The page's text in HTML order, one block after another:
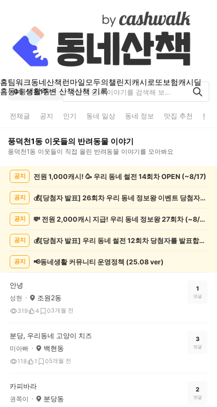
홈팀워크동네산책런마일모두의챌린지캐시로또보험캐시딜
홈동네 생활주변 산책산책 기록
풍덕천1동
전체글 공지 인기 동네 일상 동네 정보 맛집 추천 분
풍덕천1동 이웃들의 반려동물 이야기
풍덕천1동 이웃들이 직접 올린 반려동물 이야기를 모아봐요
글
공지 전원 1,000캐시! 🥳 우리 동네 썰전 14회차 OPEN (~8/17)
공지 💰[당첨자 발표] 26회차 우리 동네 정보왕 이벤트 당첨자를 발표합니다!
공지 💸 전원 2,000캐시 지급! 우리 동네 정보왕 27회차 (~8/10)
공지 💰[당첨자 발표] 우리 동네 썰전 12회차 당첨자를 발표합니다!
공지 📢동네생활 커뮤니티 운영정책 (25.08 ver)
안녕
성현 조원2동
319 4 03개월 전
1
댓글
분당, 우리동네 고양이 치즈
미아빠 백현동
118 1 05개월 전
3
댓글
카피바라
권쪽이 분당동
2
댓글